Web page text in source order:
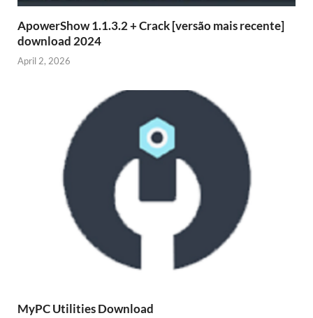
ApowerShow 1.1.3.2 + Crack [versão mais recente]
download 2024
April 2, 2026
MyPC Utilities Download